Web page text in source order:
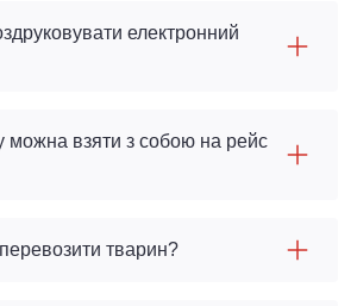
електронний
можна взяти з собою на рейс
тварин?